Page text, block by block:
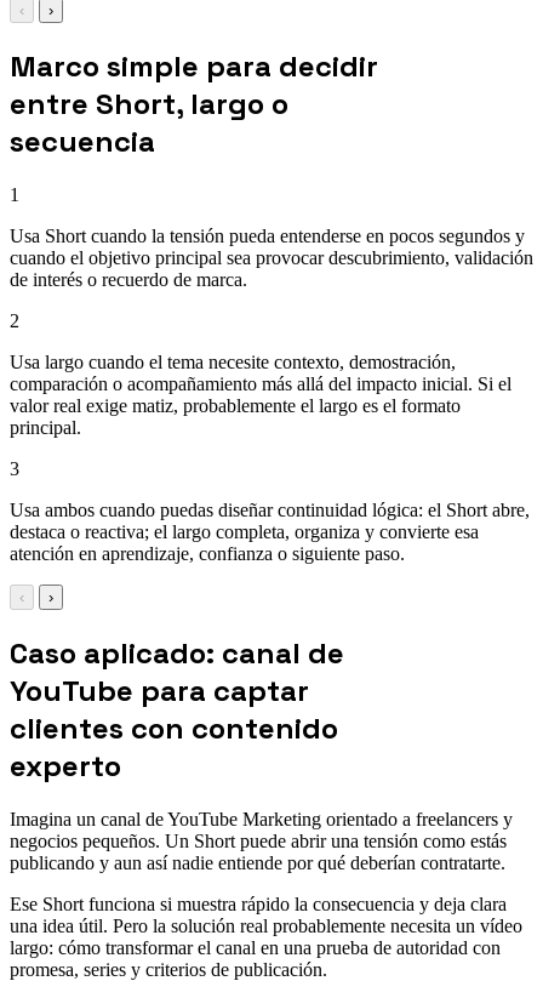
‹ ›
Marco simple para decidir
entre Short, largo o
secuencia
1
Usa Short cuando la tensión pueda entenderse en pocos segundos y
cuando el objetivo principal sea provocar descubrimiento, validación
de interés o recuerdo de marca.
2
Usa largo cuando el tema necesite contexto, demostración,
comparación o acompañamiento más allá del impacto inicial. Si el
valor real exige matiz, probablemente el largo es el formato
principal.
3
Usa ambos cuando puedas diseñar continuidad lógica: el Short abre,
destaca o reactiva; el largo completa, organiza y convierte esa
atención en aprendizaje, confianza o siguiente paso.
‹ ›
Caso aplicado: canal de
YouTube para captar
clientes con contenido
experto
Imagina un canal de YouTube Marketing orientado a freelancers y
negocios pequeños. Un Short puede abrir una tensión como estás
publicando y aun así nadie entiende por qué deberían contratarte.
Ese Short funciona si muestra rápido la consecuencia y deja clara
una idea útil. Pero la solución real probablemente necesita un vídeo
largo: cómo transformar el canal en una prueba de autoridad con
promesa, series y criterios de publicación.